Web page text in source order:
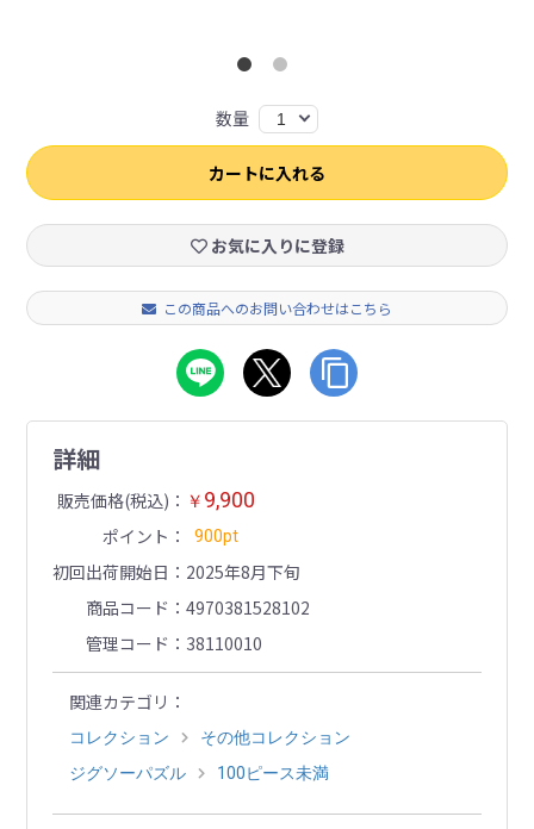
数量 1
カートに入れる
お気に入りに登録
この商品へのお問い合わせはこちら
詳細
販売価格(税込) ￥ 9,900
ポイント 900pt
初回出荷開始日
2025年8月下旬
商品コード
4970381528102
管理コード
38110010
関連カテゴリ
コレクション
その他コレクション
ジグソーパズル
100ピース未満